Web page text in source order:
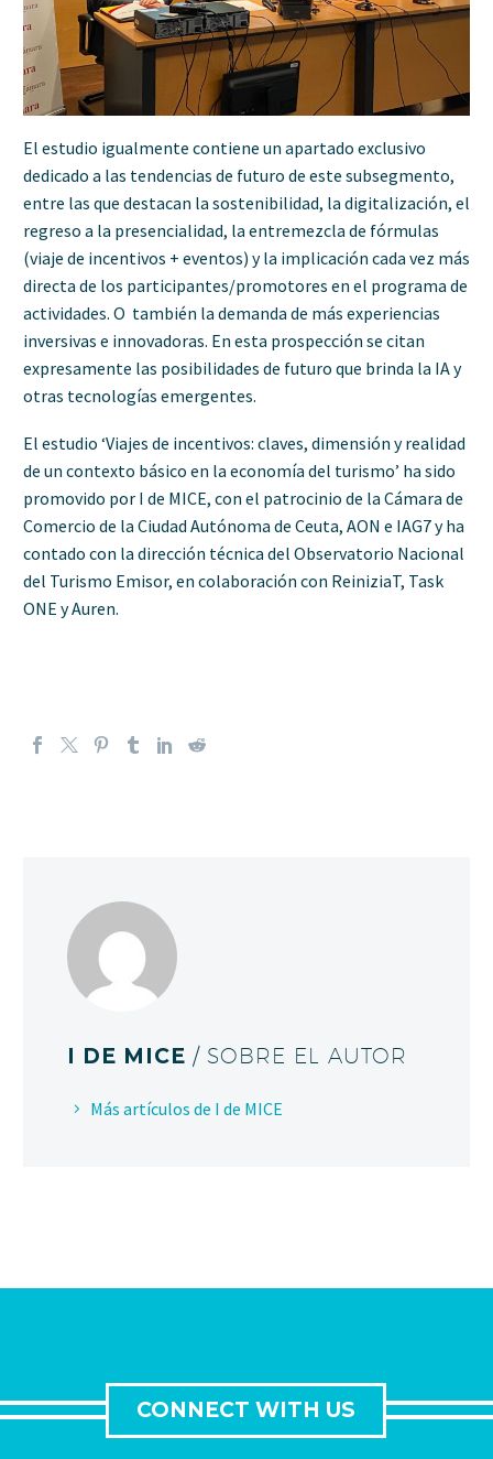
El estudio igualmente contiene un apartado exclusivo
dedicado a las tendencias de futuro de este subsegmento,
entre las que destacan la sostenibilidad, la digitalización, el
regreso a la presencialidad, la entremezcla de fórmulas
(viaje de incentivos + eventos) y la implicación cada vez más
directa de los participantes/promotores en el programa de
actividades. O también la demanda de más experiencias
inversivas e innovadoras. En esta prospección se citan
expresamente las posibilidades de futuro que brinda la IA y
otras tecnologías emergentes.
El estudio ‘Viajes de incentivos: claves, dimensión y realidad
de un contexto básico en la economía del turismo’ ha sido
promovido por I de MICE, con el patrocinio de la Cámara de
Comercio de la Ciudad Autónoma de Ceuta, AON e IAG7 y ha
contado con la dirección técnica del Observatorio Nacional
del Turismo Emisor, en colaboración con ReiniziaT, Task
ONE y Auren.
I DE MICE / SOBRE EL AUTOR
Más artículos de I de MICE
CONNECT WITH US